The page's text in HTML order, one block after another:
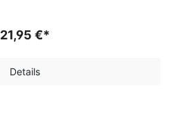
21,95 €*
Details